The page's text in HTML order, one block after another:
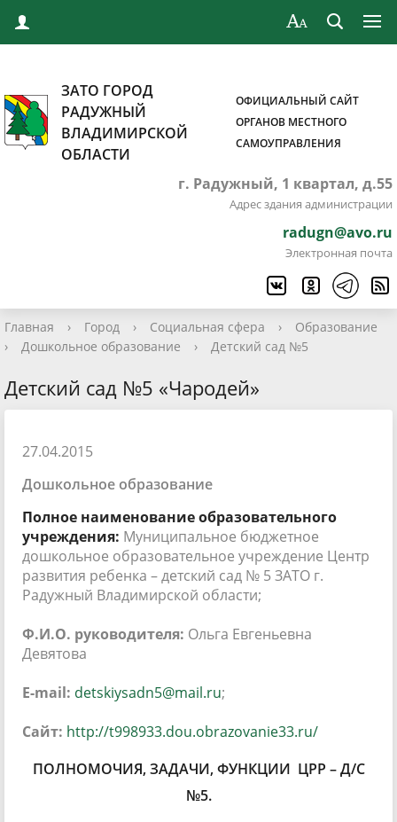
ЗАТО ГОРОД
РАДУЖНЫЙ
ВЛАДИМИРСКОЙ
ОБЛАСТИ
ОФИЦИАЛЬНЫЙ САЙТ
ОРГАНОВ МЕСТНОГО
САМОУПРАВЛЕНИЯ
г. Радужный, 1 квартал, д.55
Адрес здания администрации
radugn@avo.ru
Электронная почта
Главная › Город › Социальная сфера ›
Образование
›
Дошкольное образование › Детский сад №5
Детский сад №5 «Чародей»
27.04.2015
Дошкольное образование
Полное наименование образовательного
учреждения: Муниципальное бюджетное
дошкольное образовательное учреждение Центр
развития ребенка – детский сад № 5 ЗАТО г.
Радужный Владимирской области;
Ф.И.О. руководителя: Ольга Евгеньевна
Девятова
E-mail: detskiysadn5@mail.ru;
Сайт: http://t998933.dou.obrazovanie33.ru/
ПОЛНОМОЧИЯ, ЗАДАЧИ, ФУНКЦИИ ЦРР – Д/С
№5.